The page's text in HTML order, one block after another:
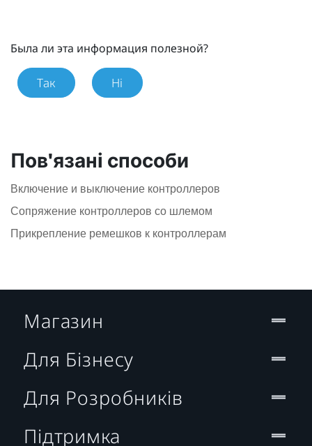
Была ли эта информация полезной?
Так Ні
Пов'язані способи
Включение и выключение контроллеров
Сопряжение контроллеров со шлемом
Прикрепление ремешков к контроллерам
Магазин
Для Бізнесу
Для Розробників
Підтримка